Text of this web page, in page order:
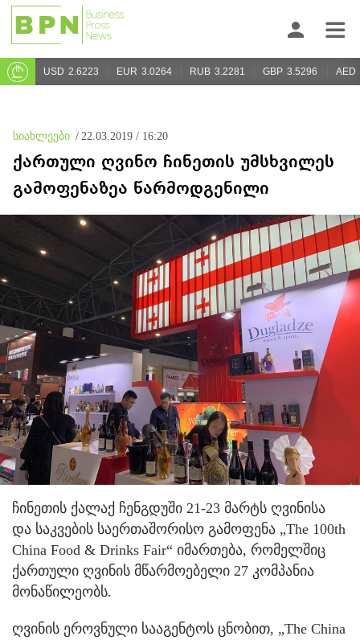
USD 2.6223 EUR 3.0264 RUB 3.2281 GBP 3.5296 AED
სიახლეები / 22.03.2019 / 16:20
ქართული ღვინო ჩინეთის უმსხვილეს
გამოფენაზეა წარმოდგენილი
ჩინეთის ქალაქ ჩენგდუში 21-23 მარტს ღვინისა
და საკვების საერთაშორისო გამოფენა „The 100th
China Food & Drinks Fair“ იმართება, რომელშიც
ქართული ღვინის მწარმოებელი 27 კომპანია
მონაწილეობს.
ღვინის ეროვნული სააგენტოს ცნობით, „The China